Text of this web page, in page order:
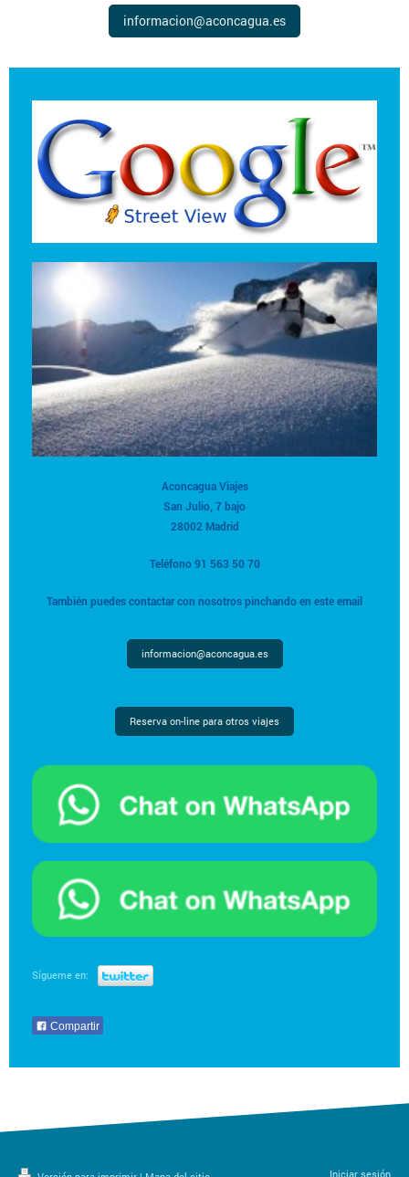
informacion@aconcagua.es
Aconcagua Viajes
San Julio, 7 bajo
28002 Madrid
Teléfono 91 563 50 70
También puedes contactar con nosotros pinchando en este email
informacion@aconcagua.es
Reserva on-line para otros viajes
Sígueme en:
Compartir
Iniciar sesión